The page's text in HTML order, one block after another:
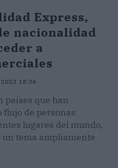
Express,
nacionalidad
a
18:36
países que han
de personas
lugares del mundo,
tema ampliamente